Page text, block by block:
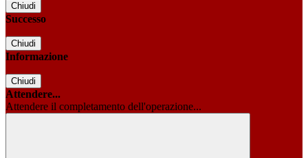
Chiudi
Successo
Chiudi
Informazione
Chiudi
Attendere...
Attendere il completamento dell'operazione...